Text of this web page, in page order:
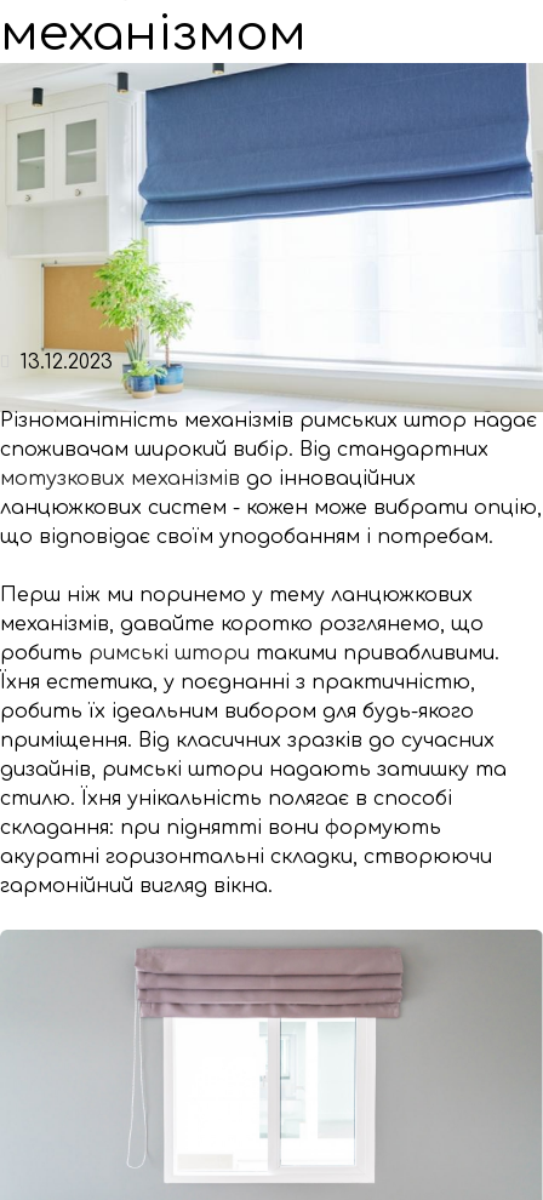
механізмом
13.12.2023
Різноманітність механізмів римських штор надає
споживачам широкий вибір. Від стандартних
мотузкових механізмів до інноваційних
ланцюжкових систем - кожен може вибрати опцію,
що відповідає своїм уподобанням і потребам.
Перш ніж ми поринемо у тему ланцюжкових
механізмів, давайте коротко розглянемо, що
робить римські штори такими привабливими.
Їхня естетика, у поєднанні з практичністю,
робить їх ідеальним вибором для будь-якого
приміщення. Від класичних зразків до сучасних
дизайнів, римські штори надають затишку та
стилю. Їхня унікальність полягає в способі
складання: при піднятті вони формують
акуратні горизонтальні складки, створюючи
гармонійний вигляд вікна.